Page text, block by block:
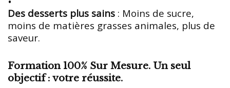
Des desserts plus sains : Moins de sucre,
moins de matières grasses animales, plus de
saveur.
Formation 100% Sur Mesure. Un seul
objectif : votre réussite.